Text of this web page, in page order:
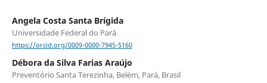
Angela Costa Santa Brígida
Universidade Federal do Pará
https://orcid.org/0009-0000-7945-5160
Débora da Silva Farias Araújo
Preventório Santa Terezinha, Belém, Pará, Brasil